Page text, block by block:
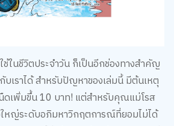
ดเพิ่มขึ้น 10 บาท! แต่สำหรับคุณแม่โรส
หญ่ระดับอภิมหาวิกฤตการณ์ที่ยอมไม่ได้
นแบบสุดโต่งกับสารพัดวิธีเซฟเงินจากค่า